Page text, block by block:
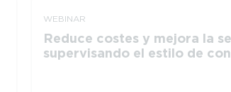
WEBINAR
Reduce costes y mejora la
supervisando el estilo de